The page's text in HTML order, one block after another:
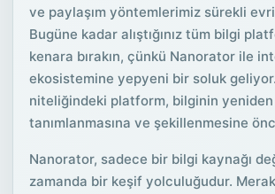
ve paylaşım yöntemlerimiz sürekli
Bugüne kadar alıştığınız tüm bilgi
kenara bırakın, çünkü Nanorator ile
ekosistemine yepyeni bir soluk
niteliğindeki platform, bilginin yeniden
tanımlanmasına ve şekillenmesine
Nanorator, sadece bir bilgi kaynağı
zamanda bir keşif yolculuğudur.